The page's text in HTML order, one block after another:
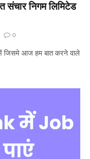
संचार निगम लिमिटेड
0
जिसमे आज हम बात करने वाले